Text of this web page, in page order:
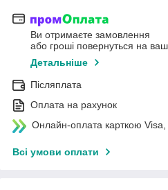
Ви отримаєте замовлення
або гроші повернуться на
Детальніше
Післяплата
Оплата на рахунок
Онлайн-оплата карткою
Всі умови оплати